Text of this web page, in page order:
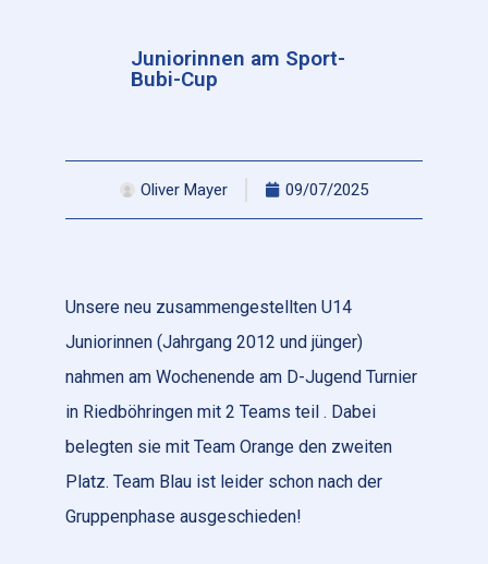
Juniorinnen am Sport-
Bubi-Cup
Oliver Mayer 09/07/2025
Unsere neu zusammengestellten U14
Juniorinnen (Jahrgang 2012 und jünger)
nahmen am Wochenende am D-Jugend Turnier
in Riedböhringen mit 2 Teams teil . Dabei
belegten sie mit Team Orange den zweiten
Platz. Team Blau ist leider schon nach der
Gruppenphase ausgeschieden!